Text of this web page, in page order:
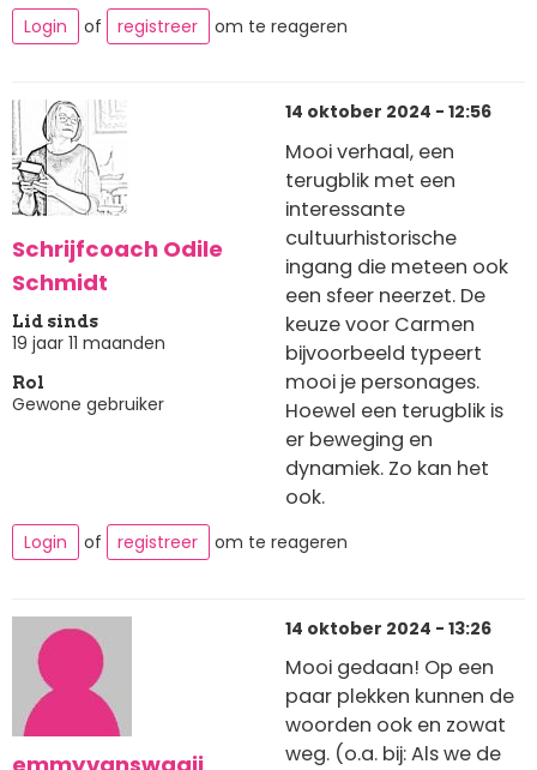
Login of registreer om te reageren
Schrijfcoach Odile
Schmidt
Lid sinds
19 jaar 11 maanden
Rol
Gewone gebruiker
14 oktober 2024 - 12:56
Mooi verhaal, een
terugblik met een
interessante
cultuurhistorische
ingang die meteen ook
een sfeer neerzet. De
keuze voor Carmen
bijvoorbeeld typeert
mooi je personages.
Hoewel een terugblik is
er beweging en
dynamiek. Zo kan het
ook.
Login of registreer om te reageren
14 oktober 2024 - 13:26
Mooi gedaan! Op een
paar plekken kunnen de
woorden ook en zowat
weg. (o.a. bij: Als we de